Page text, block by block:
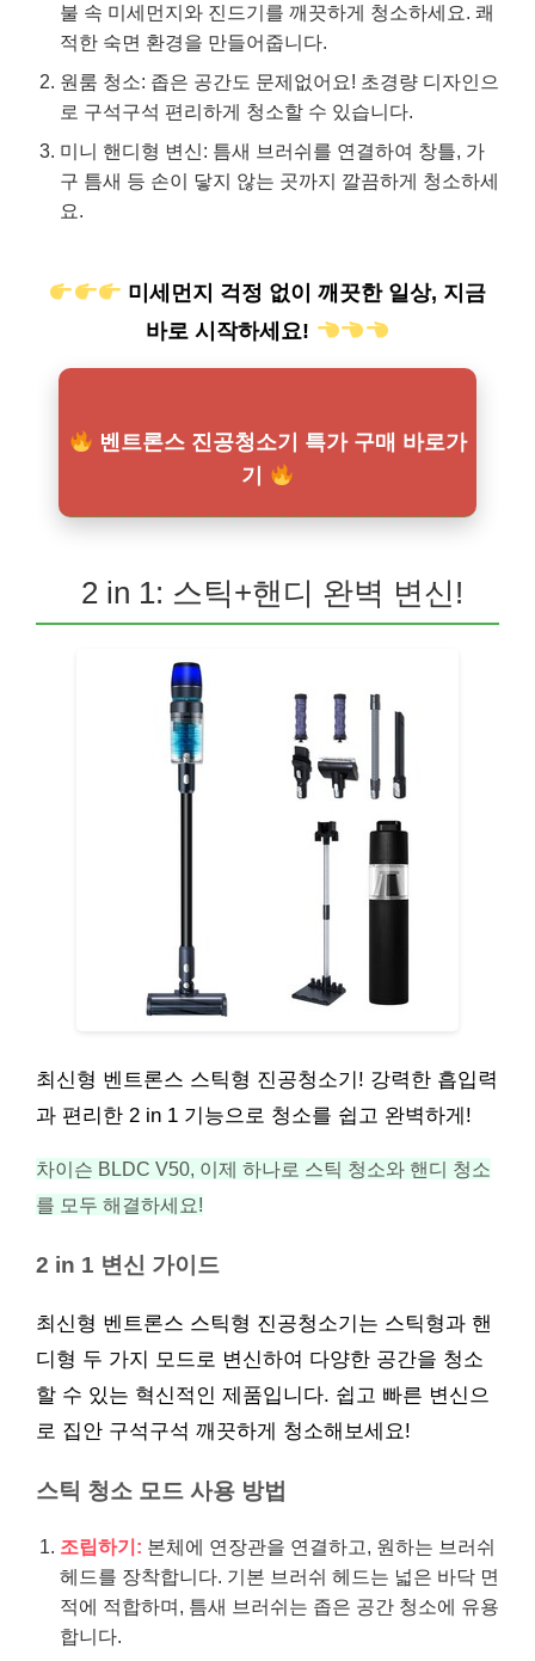
불 속 미세먼지와 진드기를 깨끗하게 청소하세요. 쾌
적한 숙면 환경을 만들어줍니다.
원룸 청소: 좁은 공간도 문제없어요! 초경량 디자인으
로 구석구석 편리하게 청소할 수 있습니다.
미니 핸디형 변신: 틈새 브러쉬를 연결하여 창틀, 가
구 틈새 등 손이 닿지 않는 곳까지 깔끔하게 청소하세
요.
미세먼지 걱정 없이 깨끗한 일상, 지금
바로 시작하세요!
벤트론스 진공청소기 특가 구매 바로가
기
2 in 1: 스틱+핸디 완벽 변신!
최신형 벤트론스 스틱형 진공청소기! 강력한 흡입력
과 편리한 2 in 1 기능으로 청소를 쉽고 완벽하게!
차이슨 BLDC V50, 이제 하나로 스틱 청소와 핸디 청소
를 모두 해결하세요!
2 in 1 변신 가이드
최신형 벤트론스 스틱형 진공청소기는 스틱형과 핸
디형 두 가지 모드로 변신하여 다양한 공간을 청소
할 수 있는 혁신적인 제품입니다. 쉽고 빠른 변신으
로 집안 구석구석 깨끗하게 청소해보세요!
스틱 청소 모드 사용 방법
조립하기: 본체에 연장관을 연결하고, 원하는 브러쉬
헤드를 장착합니다. 기본 브러쉬 헤드는 넓은 바닥 면
적에 적합하며, 틈새 브러쉬는 좁은 공간 청소에 유용
합니다.